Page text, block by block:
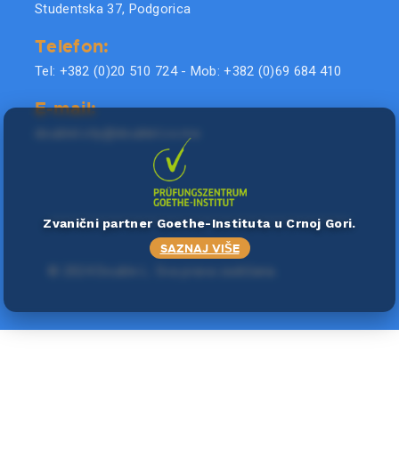
Studentska 37, Podgorica
Telefon:
Tel: +382 (0)20 510 724 - Mob: +382 (0)69 684 410
E-mail:
Zvanični partner Goethe-Instituta u Crnoj Gori.
SAZNAJ VIŠE